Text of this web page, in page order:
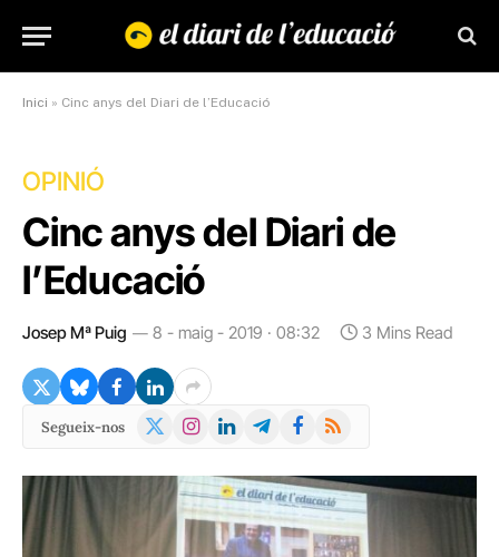
Inici » Cinc anys del Diari de l’Educació
OPINIÓ
Cinc anys del Diari de
l’Educació
Josep Mª Puig 8 - maig - 2019 · 08:32 3 Mins Read
Segueix-nos
X
Instagram
LinkedInTelegramFacebook
RSS